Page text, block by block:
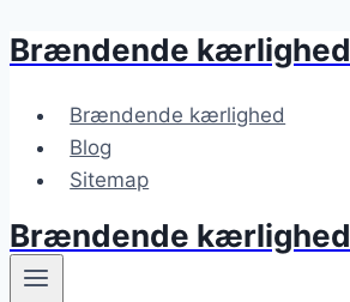
Fortsæt
indhold
Brændende kærlighed
Brændende kærlighed
Blog
Sitemap
Brændende kærlighed